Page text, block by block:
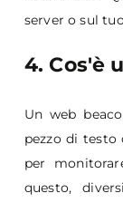
server o sul
4. Cos'è
Un web
pezzo di
per
questo,